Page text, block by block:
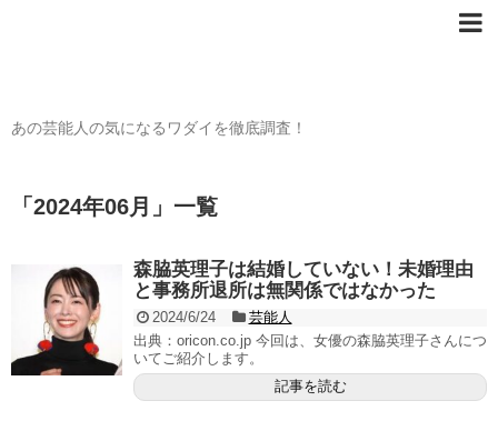
あの芸能人の気になるワダイを徹底調査！
「 2024年06月 」 一覧
森脇英理子は結婚していない！未婚理由
と事務所退所は無関係ではなかった
2024/6/24
芸能人
出典：oricon.co.jp 今回は、女優の森脇英理子さんにつ
いてご紹介します。
記事を読む